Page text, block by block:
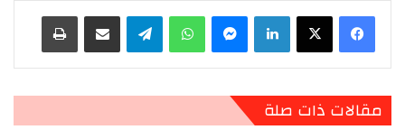
لينكدإن ماسنجر واتساب تيلقرام مشاركة عبر البريد طباعة
مقالات ذات صلة